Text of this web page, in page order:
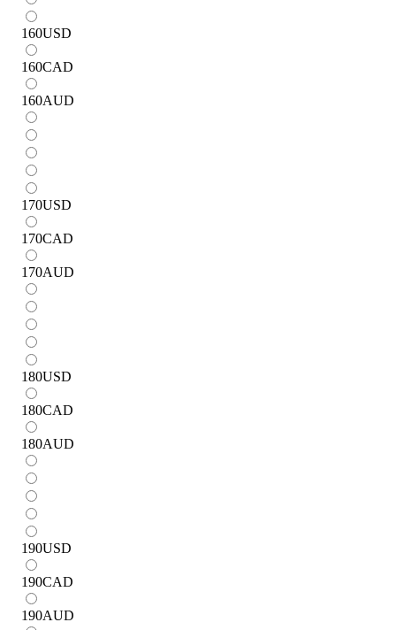
160USD
160CAD
160AUD
170USD
170CAD
170AUD
180USD
180CAD
180AUD
190USD
190CAD
190AUD